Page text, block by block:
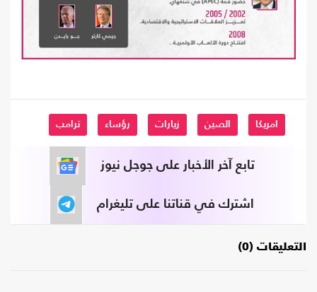
امريكا الصين زيارات رؤساء ترامب
تابع آخر الأخبار على جوجل نيوز
اشترك في قناتنا على تليغرام
التعليقات (0)